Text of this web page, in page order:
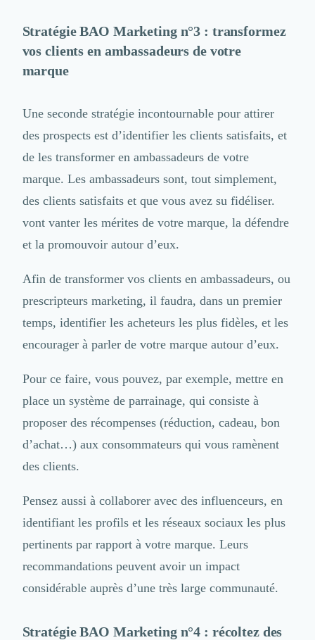
Stratégie BAO Marketing n°3 : transformez
vos clients en ambassadeurs de votre
marque
Une seconde stratégie incontournable pour attirer
des prospects est d’identifier les clients satisfaits, et
de les transformer en ambassadeursde votre
marque. Les ambassadeurs sont, tout simplement,
des clients satisfaits et que vous avez su fidéliser.
vont vanter les mérites de votre marque, la défendre
et la promouvoir autour d’eux.
Afin de transformer vos clients en ambassadeurs, ou
prescripteurs marketing, il faudra, dans un premier
temps, identifier les acheteurs les plus fidèles, et les
encourager à parler de votre marque autour d’eux.
Pour ce faire, vous pouvez, par exemple, mettre en
place un système de parrainage, qui consiste à
proposer des récompenses (réduction, cadeau, bon
d’achat…) aux consommateurs qui vous ramènent
des clients.
Pensez aussi à collaborer avec des influenceurs, en
identifiant les profils et les réseaux sociaux les plus
pertinents par rapport à votre marque. Leurs
recommandations peuvent avoir un impact
considérable auprès d’une très large communauté.
Stratégie BAO Marketing n°4 : récoltez des